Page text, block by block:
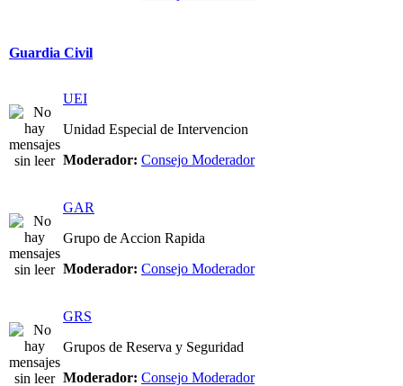
Guardia Civil
UEI
Unidad Especial de Intervencion
Moderador: Consejo Moderador
GAR
Grupo de Accion Rapida
Moderador: Consejo Moderador
GRS
Grupos de Reserva y Seguridad
Moderador: Consejo Moderador